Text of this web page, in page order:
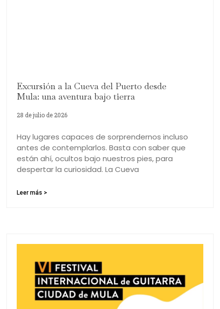
Excursión a la Cueva del Puerto desde
Mula: una aventura bajo tierra
28 de julio de 2026
Hay lugares capaces de sorprendernos incluso
antes de contemplarlos. Basta con saber que
están ahí, ocultos bajo nuestros pies, para
despertar la curiosidad. La Cueva
Leer más >